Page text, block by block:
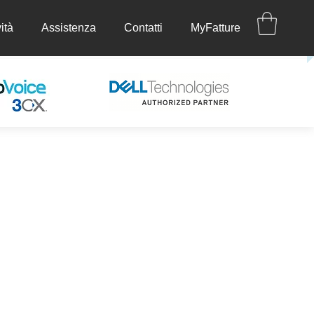
Assistenza Contatti
Assistenza Contatti MyFatture